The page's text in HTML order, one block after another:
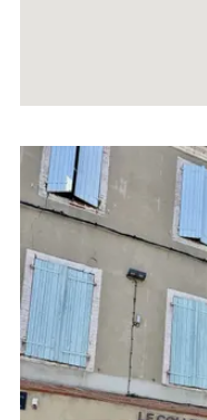
Voir
fiche